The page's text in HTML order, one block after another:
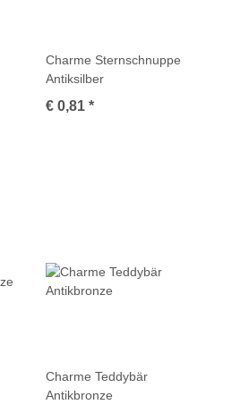
Charme Sternschnuppe
Antiksilber
€ 0,81 *
Charme Teddybär
Antikbronze